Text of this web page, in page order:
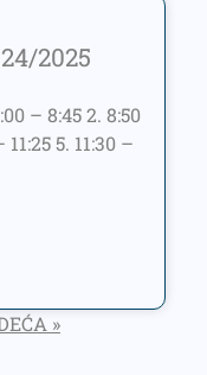
2025
– 8:45 2. 8:50
5. 11:30 –
»